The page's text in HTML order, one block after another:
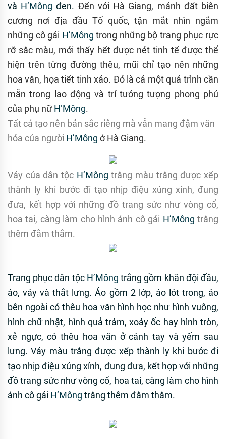
và H’Mông đen. Đến với Hà Giang, mảnh đất biên
cương nơi địa đầu Tổ quốc, tận mắt nhìn ngắm
những cô gái H’Mông trong những bộ trang phục rực
rỡ sắc màu, mới thấy hết được nét tinh tế được thể
hiện trên từng đường thêu, mũi chỉ tạo nên những
hoa văn, họa tiết tinh xảo. Đó là cả một quá trình cần
mẫn trong lao động và trí tưởng tượng phong phú
của phụ nữH’Mông.
Tất cả tạo nên bản sắc riêng mà vẫn mang đậm văn
hóa của người H’Mông ở Hà Giang.
Váy của dân tộc H’Mông trắng màu trắng được xếp
thành ly khi bước đi tạo nhịp điệu xúng xính, đung
đưa, kết hợp với những đồ trang sức như vòng cổ,
hoa tai, càng làm cho hình ảnh cô gái H’Mông trắng
thêm đằm thắm.
Trang phục dân tộc H’Mông trắng gồm khăn đội đầu,
áo, váy và thắt lưng. Áo gồm 2 lớp, áo lót trong, áo
bên ngoài có thêu hoa văn hình học như hình vuông,
hình chữ nhật, hình quả trám, xoáy ốc hay hình tròn,
xẻ ngực, có thêu hoa văn ở cánh tay và yếm sau
lưng. Váy màu trắng được xếp thành ly khi bước đi
tạo nhịp điệu xúng xính, đung đưa, kết hợp với những
đồ trang sức như vòng cổ, hoa tai, càng làm cho hình
ảnh cô gái H’Mông trắng thêm đằm thắm.